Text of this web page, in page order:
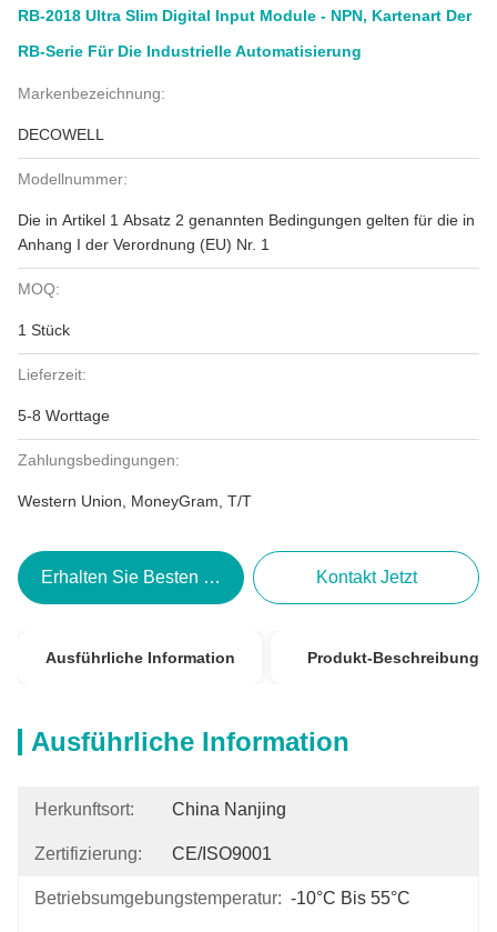
RB-2018 Ultra Slim Digital Input Module - NPN, Kartenart Der
RB-Serie Für Die Industrielle Automatisierung
Markenbezeichnung:
DECOWELL
Modellnummer:
Die in Artikel 1 Absatz 2 genannten Bedingungen gelten für die in
Anhang I der Verordnung (EU) Nr. 1
MOQ:
1 Stück
Lieferzeit:
5-8 Worttage
Zahlungsbedingungen:
Western Union, MoneyGram, T/T
Erhalten Sie Besten Preis Kontakt Jetzt
Ausführliche Information Produkt-Beschreibung
Ausführliche Information
Herkunftsort: China Nanjing
Zertifizierung: CE/ISO9001
Betriebsumgebungstemperatur: -10°C Bis 55°C